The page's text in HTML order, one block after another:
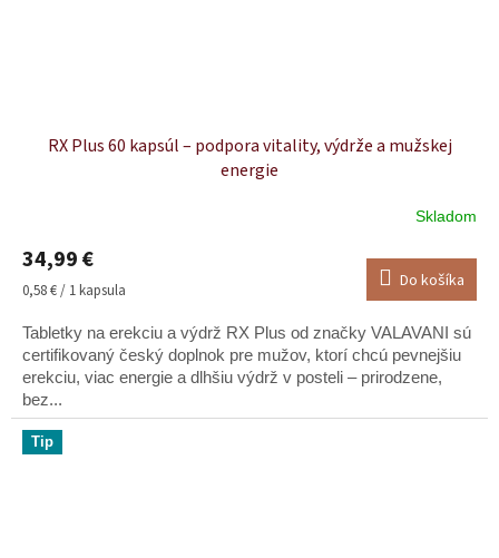
RX Plus 60 kapsúl – podpora vitality, výdrže a mužskej
energie
produktu
je
5,0
z
hviezdičiek.
Skladom
34,99 €
Jednotková
0,58 € / 1 kapsula Do košíka
Tabletky na erekciu a výdrž RX Plus od značky VALAVANI sú
certifikovaný český doplnok pre mužov, ktorí chcú pevnejšiu
erekciu, viac energie a dlhšiu výdrž v posteli – prirodzene,
bez...
Tip